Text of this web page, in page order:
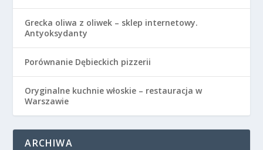
Grecka oliwa z oliwek – sklep internetowy.
Antyoksydanty
Porównanie Dębieckich pizzerii
Oryginalne kuchnie włoskie – restauracja w
Warszawie
ARCHIWA